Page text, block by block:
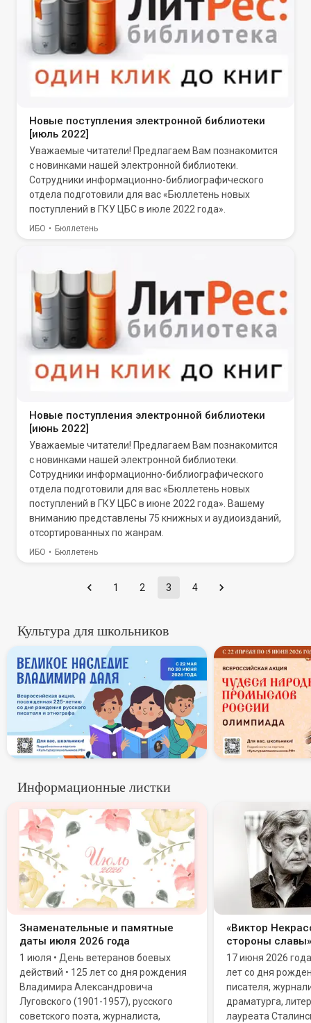
Новые поступления электронной библиотеки
[июль 2022]
Уважаемые читатели! Предлагаем Вам познакомится
с новинками нашей электронной библиотеки.
Сотрудники информационно-библиографического
отдела подготовили для вас «Бюллетень новых
поступлений в ГКУ ЦБС в июле 2022 года».
ИБО Бюллетень
Новые поступления электронной библиотеки
[июнь 2022]
Уважаемые читатели! Предлагаем Вам познакомится
с новинками нашей электронной библиотеки.
Сотрудники информационно-библиографического
отдела подготовили для вас «Бюллетень новых
поступлений в ГКУ ЦБС в июне 2022 года». Вашему
вниманию представлены 75 книжных и аудиоизданий,
отсортированных по жанрам.
ИБО Бюллетень
1 2 3 4
Культура для школьников
В России стартует
Информационные листки
Знаменательные и памятные
даты июля 2026 года
1 июля • День ветеранов боевых
действий • 125 лет со дня рождения
Владимира Александровича
Луговского (1901-1957), русского
советского поэта, журналиста,
«Виктор
стороны славы»
17 июня 2026
лет со дня
писателя,
драматурга,
лауреата